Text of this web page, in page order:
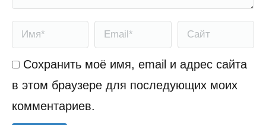
Имя * Email * Сайт
Сохранить моё имя, email и адрес сайта
в этом браузере для последующих моих
комментариев.